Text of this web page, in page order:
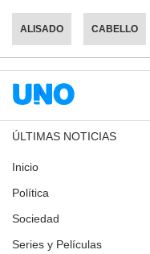
ALISADO CABELLO
ÚLTIMAS NOTICIAS
Inicio
Política
Sociedad
Series y Películas